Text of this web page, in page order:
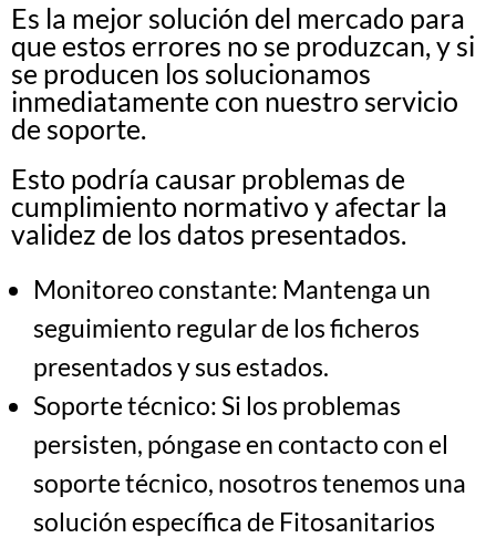
Es la mejor solución del mercado para
que estos errores no se produzcan, y si
se producen los solucionamos
inmediatamente con nuestro servicio
de soporte.
Esto podría causar problemas de
cumplimiento normativo y afectar la
validez de los datos presentados.
Monitoreo constante: Mantenga un
seguimiento regular de los ficheros
presentados y sus estados.
Soporte técnico: Si los problemas
persisten, póngase en contacto con el
soporte técnico, nosotros tenemos una
solución específica de Fitosanitarios